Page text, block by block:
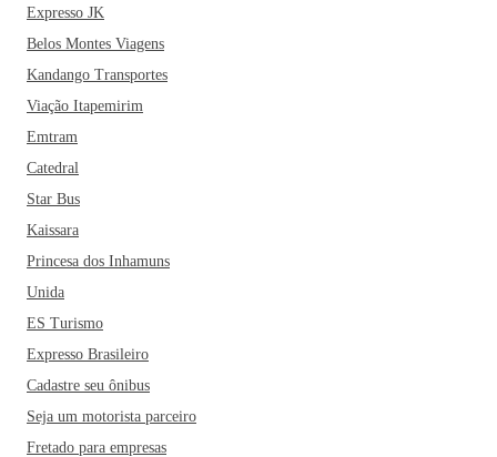
Expresso JK
Belos Montes Viagens
Kandango Transportes
Viação Itapemirim
Emtram
Catedral
Star Bus
Kaissara
Princesa dos Inhamuns
Unida
ES Turismo
Expresso Brasileiro
Cadastre seu ônibus
Seja um motorista parceiro
Fretado para empresas